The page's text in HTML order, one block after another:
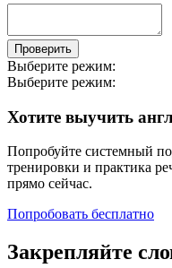
Проверить
Выберите режим:
Выберите режим:
Хотите выучить
Попробуйте системный
тренировки и практика
прямо сейчас.
Попробовать бесплатно
Закрепляйте